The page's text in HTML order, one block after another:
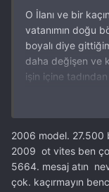
O İlanı ve bir
vatanımın doğu
boyalı diye
daha değişen ve
işin içine
E kardeşim 1000
yapıyım diyorlar...
O yüzden Ankara
illere biraz daha
2006 model. 27.500
2009 ot vites ben
5664. mesaj atın
çok. kaçırmayın